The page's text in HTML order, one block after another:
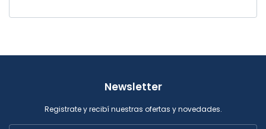
Newsletter
Registrate y recibí nuestras ofertas y novedades.